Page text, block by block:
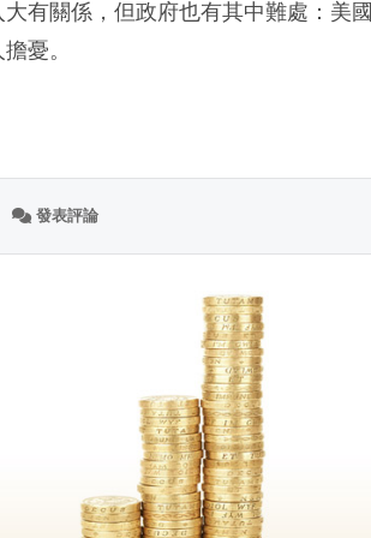
有關係，但政府也有其中難處：美
憂。
發表評論